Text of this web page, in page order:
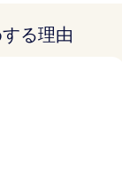
る理由